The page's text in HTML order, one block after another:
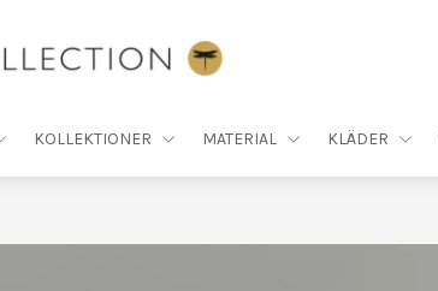
KOLLEKTIONER MATERIAL KLÄDER